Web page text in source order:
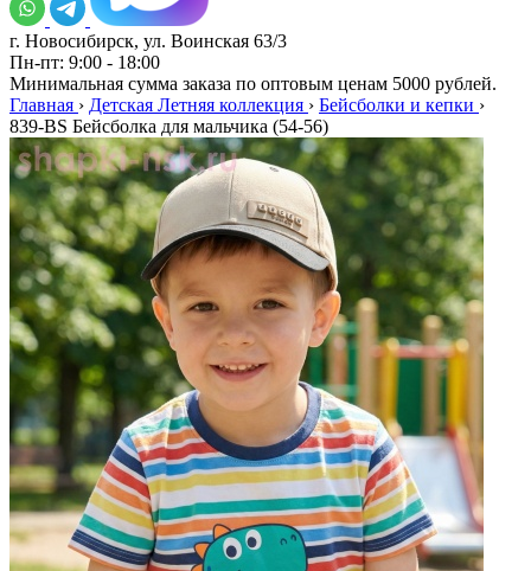
г. Новосибирск, ул. Воинская 63/3
Пн-пт: 9:00 - 18:00
Минимальная сумма заказа по оптовым ценам 5000 рублей.
Главная › Детская Летняя коллекция › Бейсболки и кепки ›
839-BS Бейсболка для мальчика (54-56)